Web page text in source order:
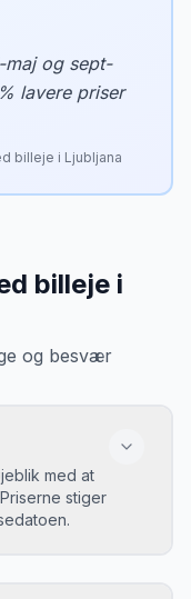
og sept-
lavere priser
billeje i Ljubljana
billeje i
og besvær
med at
stiger